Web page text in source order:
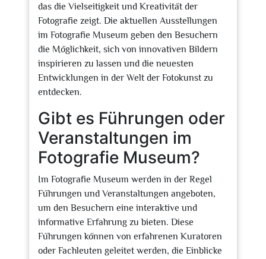
das die Vielseitigkeit und Kreativität der
Fotografie zeigt. Die aktuellen Ausstellungen
im Fotografie Museum geben den Besuchern
die Möglichkeit, sich von innovativen Bildern
inspirieren zu lassen und die neuesten
Entwicklungen in der Welt der Fotokunst zu
entdecken.
Gibt es Führungen oder
Veranstaltungen im
Fotografie Museum?
Im Fotografie Museum werden in der Regel
Führungen und Veranstaltungen angeboten,
um den Besuchern eine interaktive und
informative Erfahrung zu bieten. Diese
Führungen können von erfahrenen Kuratoren
oder Fachleuten geleitet werden, die Einblicke